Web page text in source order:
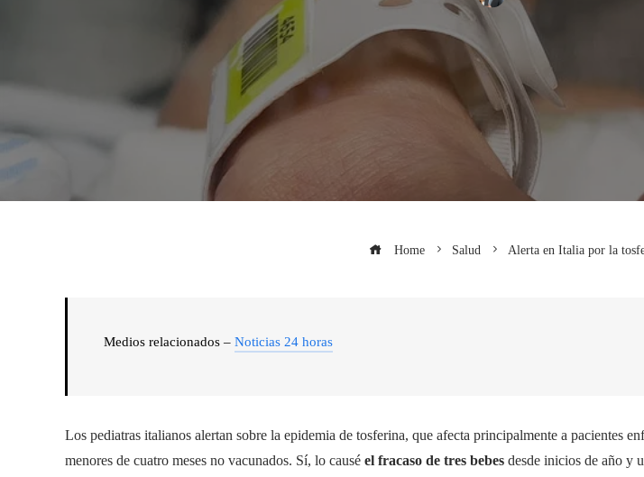
Home Salud Alerta en Italia por la
Medios relacionados – Noticias 24 horas
Los pediatras italianos alertan sobre la epidemia de tosferina, que afecta principalmente a pacientes
menores de cuatro meses no vacunados. Sí, lo causé el fracaso de tres bebes desde inicios de año y